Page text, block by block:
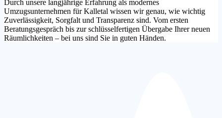
Durch unsere langjährige Erfahrung als modernes
Umzugsunternehmen für Kalletal wissen wir genau, wie wichtig
Zuverlässigkeit, Sorgfalt und Transparenz sind. Vom ersten
Beratungsgespräch bis zur schlüsselfertigen Übergabe Ihrer neuen
Räumlichkeiten – bei uns sind Sie in guten Händen.